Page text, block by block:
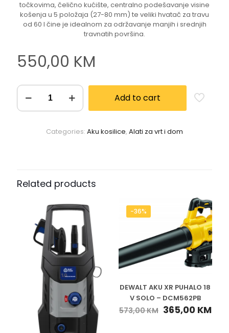
točkovima, čelično kućište, centralno podešavanje visine
košenja u 5 položaja (27-80 mm) te veliki hvatač za travu
od 60 l čine je idealnom za održavanje manjih i srednjih
travnatih površina.
550,00 KM
Add to cart
Categories: Aku kosilice, Alati za vrt i dom
Related products
-36%
DEWALT AKU XR PUHALO 18
V SOLO – DCM562PB
573,00KM 365,00 KM